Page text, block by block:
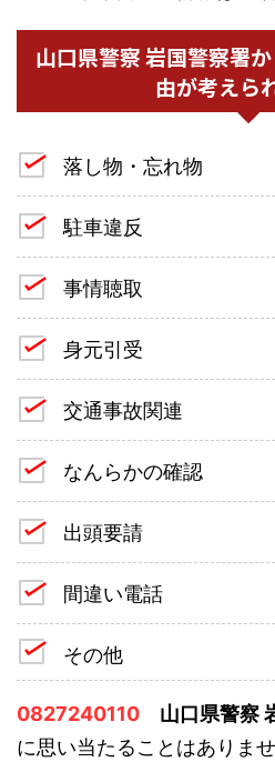
山口県警察 岩国警察署
由が考えら
落し物・忘れ物
駐車違反
事情聴取
身元引受
交通事故関連
なんらかの確認
出頭要請
間違い電話
その他
0827240110 山口県警察
に思い当たることはありま